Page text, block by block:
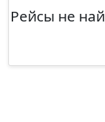
Рейсы не